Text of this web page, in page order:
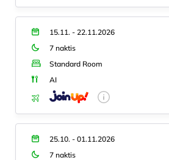
15.11. - 22.11.2026
7 naktis
Standard Room
AI
25.10. - 01.11.2026
7 naktis